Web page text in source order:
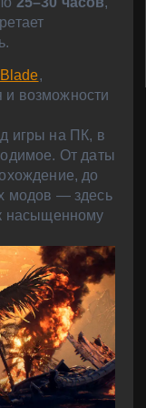
,
и возможности
игры на ПК, в
От даты
до
модов — здесь
насыщенному